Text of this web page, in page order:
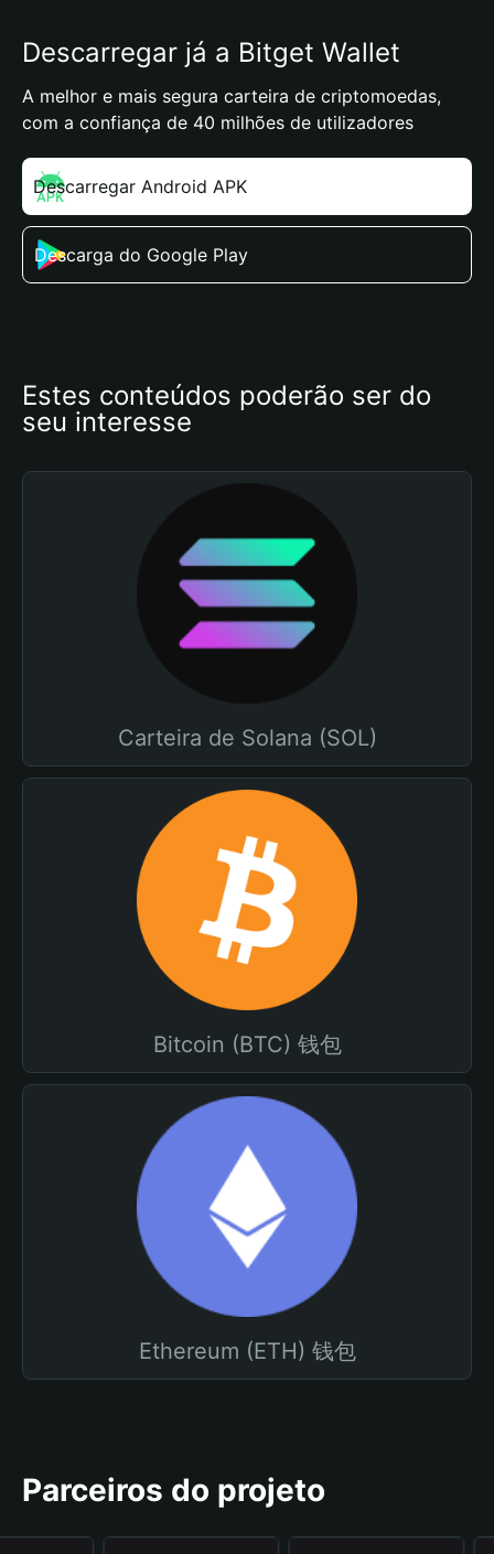
Descarregar já a Bitget Wallet
A melhor e mais segura carteira de criptomoedas,
com a confiança de 40 milhões de utilizadores
Descarregar Android APK
Descarga do Google Play
Estes conteúdos poderão ser do
seu interesse
Carteira de Solana (SOL)
Bitcoin (BTC) 钱包
Ethereum (ETH) 钱包
Parceiros do projeto